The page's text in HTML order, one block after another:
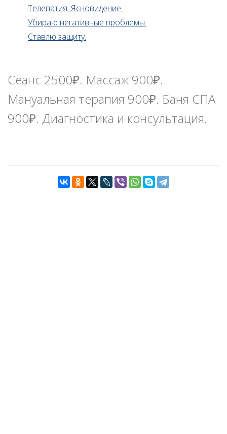
Телепатия. Ясновидение.
Убираю негативные проблемы.
Ставлю защиту.
Сеанс 2500₽. Массаж 900₽.
Мануальная терапия 900₽. Баня СПА
900₽. Диагностика и консультация.